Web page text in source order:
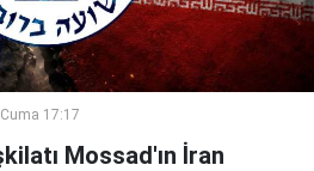
17:17
Mossad'ın İran